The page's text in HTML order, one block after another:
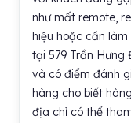
như mất remote,
hiệu hoặc cần
tại 579 Trần
và có điểm đánh
hàng cho biết
địa chỉ có thể